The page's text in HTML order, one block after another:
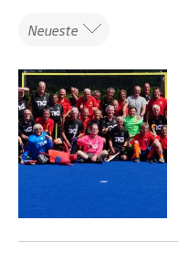
Neueste